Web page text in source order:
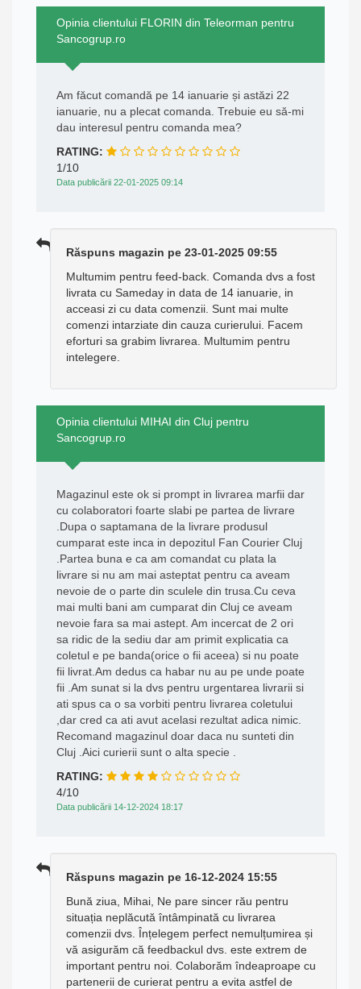
Opinia clientului FLORIN din Teleorman pentru
Sancogrup.ro
Am făcut comandă pe 14 ianuarie și astăzi 22
ianuarie, nu a plecat comanda. Trebuie eu să-mi
dau interesul pentru comanda mea?
RATING:
1/10
Data publicării 22-01-2025 09:14
Răspuns magazin pe 23-01-2025 09:55
Multumim pentru feed-back. Comanda dvs a fost
livrata cu Sameday in data de 14 ianuarie, in
acceasi zi cu data comenzii. Sunt mai multe
comenzi intarziate din cauza curierului. Facem
eforturi sa grabim livrarea. Multumim pentru
intelegere.
Opinia clientului MIHAI din Cluj pentru
Sancogrup.ro
Magazinul este ok si prompt in livrarea marfii dar
cu colaboratori foarte slabi pe partea de livrare
.Dupa o saptamana de la livrare produsul
cumparat este inca in depozitul Fan Courier Cluj
.Partea buna e ca am comandat cu plata la
livrare si nu am mai asteptat pentru ca aveam
nevoie de o parte din sculele din trusa.Cu ceva
mai multi bani am cumparat din Cluj ce aveam
nevoie fara sa mai astept. Am incercat de 2 ori
sa ridic de la sediu dar am primit explicatia ca
coletul e pe banda(orice o fii aceea) si nu poate
fii livrat.Am dedus ca habar nu au pe unde poate
fii .Am sunat si la dvs pentru urgentarea livrarii si
ati spus ca o sa vorbiti pentru livrarea coletului
,dar cred ca ati avut acelasi rezultat adica nimic.
Recomand magazinul doar daca nu sunteti din
Cluj .Aici curierii sunt o alta specie .
RATING:
4/10
Data publicării 14-12-2024 18:17
Răspuns magazin pe 16-12-2024 15:55
Bună ziua, Mihai, Ne pare sincer rău pentru
situația neplăcută întâmpinată cu livrarea
comenzii dvs. Înțelegem perfect nemulțumirea și
vă asigurăm că feedbackul dvs. este extrem de
important pentru noi. Colaborăm îndeaproape cu
partenerii de curierat pentru a evita astfel de